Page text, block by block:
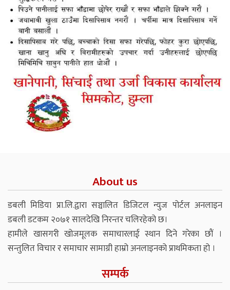
About us
डबली मिडिया प्रा.लि.द्वारा सञ्चालित डिजिटल न्युज पोर्टल अनलाइन
डबली डटकम २०७१ सालदेखि निरन्तर चलिरहेको छ।
हामीले खासगरी खोजमूलक समाचारलाई स्थान दिने गरेका छौं ।
सन्तुलित विचार र समाचार सामाग्री हाम्रो अनलाइनको प्राथमिकता हो ।
सम्पर्क